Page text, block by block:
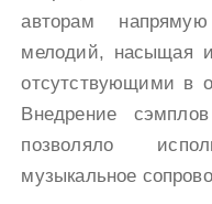
авторам
мелодий, насыщая
отсутствующими в
Внедрение
позволяло
музыкальное